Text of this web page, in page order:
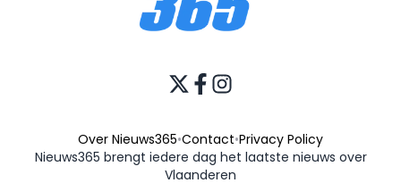
Over Nieuws365•Contact•Privacy Policy
Nieuws365 brengt iedere dag het laatste nieuws over
Vlaanderen